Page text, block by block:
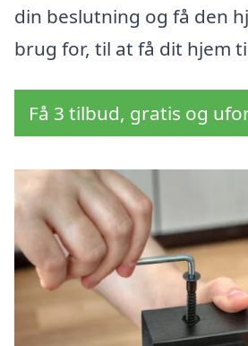
din beslutning og få den
brug for, til at få dit hjem
Få 3 tilbud, gratis og